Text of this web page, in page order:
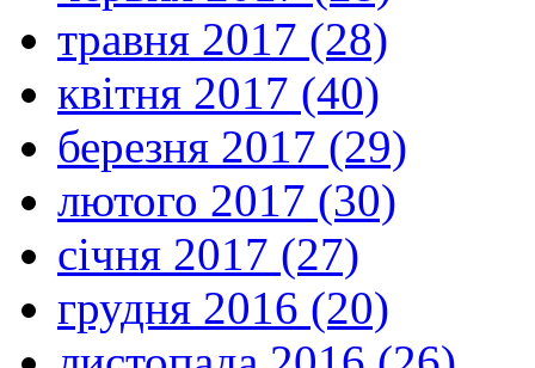
травня 2017 (28)
квітня 2017 (40)
березня 2017 (29)
лютого 2017 (30)
січня 2017 (27)
грудня 2016 (20)